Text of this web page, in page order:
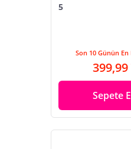
5
Son 10 Günün En
399,99
Sepete